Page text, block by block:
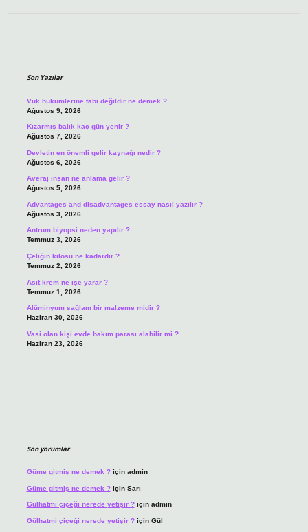
Son Yazılar
Vuk hükümlerine tabi değildir ne demek ?
Ağustos 9, 2026
Kızarmış balık kaç gün yenir ?
Ağustos 7, 2026
Devletin en önemli gelir kaynağı nedir ?
Ağustos 6, 2026
Averaj insan ne anlama gelir ?
Ağustos 5, 2026
Advantages and disadvantages essay nasıl yazılır ?
Ağustos 3, 2026
Antrum biyopsi neden yapılır ?
Temmuz 3, 2026
Çeliğin kilosu ne kadardır ?
Temmuz 2, 2026
Asit krem ne işe yarar ?
Temmuz 1, 2026
Alüminyum sağlam bir malzeme midir ?
Haziran 30, 2026
Vasi olan kişi evde bakım parası alabilir mi ?
Haziran 23, 2026
Son yorumlar
Güme gitmiş ne demek ?için admin
Güme gitmiş ne demek ?için Sarı
Gülhatmi çiçeği nerede yetişir ?için admin
Gülhatmi çiçeği nerede yetişir ?için Gül